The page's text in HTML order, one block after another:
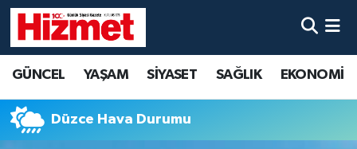
GÜNCEL YAŞAM SİYASET SAĞLIK EKONOMİ
Düzce Hava Durumu
YAŞAM
SİYASET
Denizli Hava Durumu
Denizli Trafik Yoğunluk Haritası